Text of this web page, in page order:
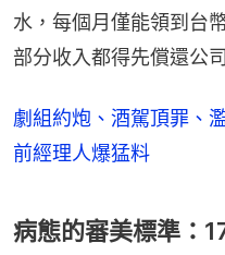
水，每個月僅能領到台
部分收入都得先償還公
劇組約炮、酒駕頂罪、
前經理人爆猛料
病態的審美標準：